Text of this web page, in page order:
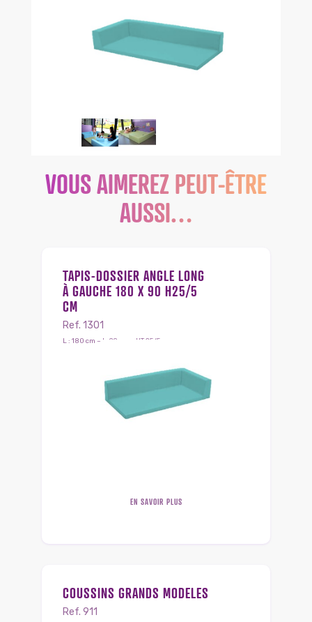
VOUS AIMEREZ PEUT-ÊTRE
AUSSI…
TAPIS-DOSSIER ANGLE LONG
À GAUCHE 180 X 90 H25/5
CM
Ref. 1301
L : 180 cm – l : 90 cm – HT 25/5 cm
EN SAVOIR PLUS
COUSSINS GRANDS MODELES
Ref. 911